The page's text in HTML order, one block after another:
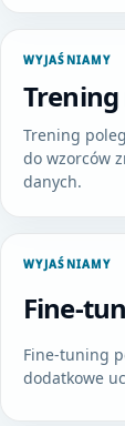
WYJAŚNIAMY
Trening
do wzorców
danych.
WYJAŚNIAMY
Fine-
Fine-tuning
dodatkowe